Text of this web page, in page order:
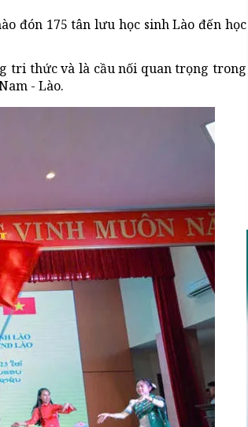
đón 175 tân lưu học sinh Lào đến học
tri thức và là cầu nối quan trọng trong
- Lào.